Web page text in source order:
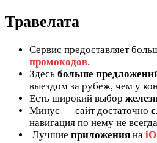
Травелата
Сервис предоставляет
промокодов.
Здесь больше
выездом за рубеж, чем у
Есть широкий выбор
Минус — сайт достаточно
навигация по нему не
Лучшие приложения на